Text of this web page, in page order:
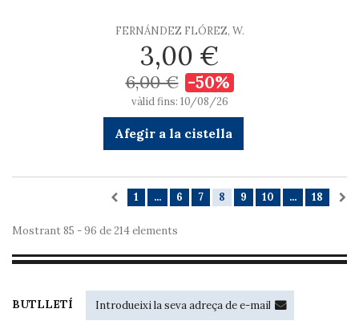
FERNÁNDEZ FLÓREZ, W.
3,00 €
6,00 € -50%
vàlid fins: 10/08/26
Afegir a la cistella
1 ... 6 7 8 9 10 ... 18
Mostrant 85 - 96 de 214 elements
BUTLLETÍ